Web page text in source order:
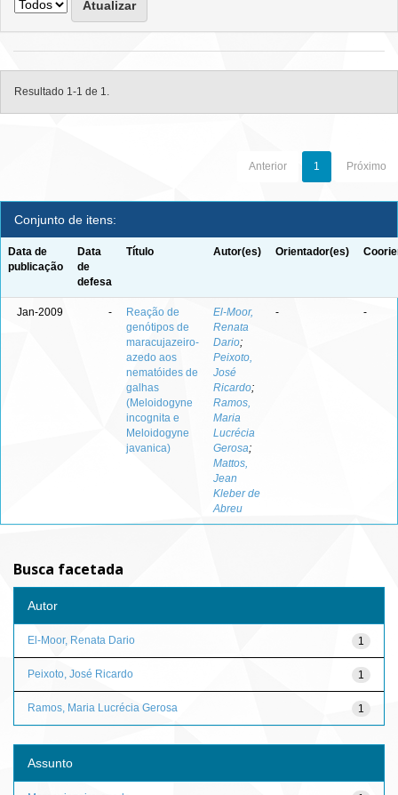
Resultado 1-1 de 1.
Anterior 1 Próximo
Conjunto de itens:
Data de
publicação
Data
de
defesa
Título Autor(es) Orientador(es)
Jan-2009 -
Reação de
genótipos de
maracujazeiro-
azedo aos
nematóides de
galhas
(Meloidogyne
incognita e
Meloidogyne
javanica)
El-Moor,
Renata
Dario;
Peixoto,
José
Ricardo;
Ramos,
Maria
Lucrécia
Gerosa;
Mattos,
Jean
Kleber de
Abreu
- -
Busca facetada
Autor
1
El-Moor, Renata Dario
1
Peixoto, José Ricardo
1
Ramos, Maria Lucrécia Gerosa
Assunto